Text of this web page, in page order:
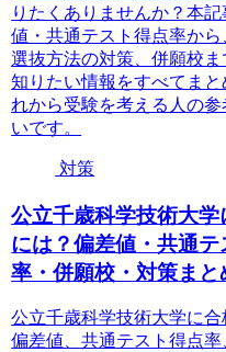
りたくありませんか？本
値・共通テスト得点率から
選抜方法の対策、併願校
知りたい情報をすべてまと
れから受験を考える人の
いです。
対策
公立千歳科学技術大学
には？偏差値・共通テ
率・併願校・対策まと
公立千歳科学技術大学に
偏差値、共通テスト得点